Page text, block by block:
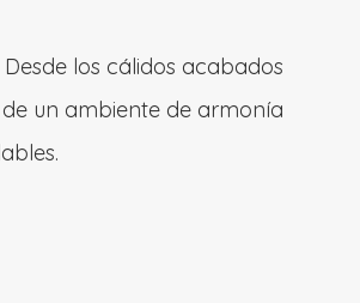
los cálidos acabados
un ambiente de armonía